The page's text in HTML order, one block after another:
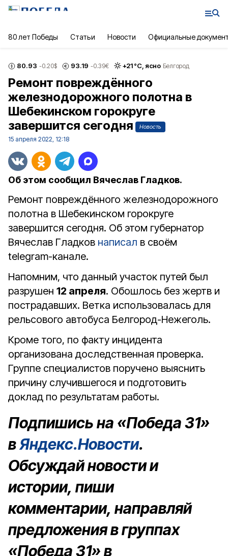
80 лет Победы Статьи Новости Официальные
80.93 -0.20$ 93.19 -0.39€ +21°С, ясно Белгород
Ремонт повреждённого
железнодорожного полотна в
Шебекинском горокруге
завершится сегодня
Новость
15 апреля 2022, 12:18
Об этом сообщил Вячеслав Гладков.
Ремонт повреждённого железнодорожного
полотна в Шебекинском горокруге
завершится сегодня. Об этом губернатор
Вячеслав Гладков написал в своём
telegram-канале.
Напомним, что данный участок путей был
разрушен 12 апреля. Обошлось без жертв и
пострадавших. Ветка использовалась для
рельсового автобуса Белгород-Нежеголь.
Кроме того, по факту инцидента
организована доследственная проверка.
Группе специалистов поручено выяснить
причину случившегося и подготовить
доклад по результатам работы.
Подпишись на «Победа 31»
вЯндекс.Новости.
Обсуждай новости и
истории, пиши
комментарии, направляй
предложения в группах
«Победа 31» в